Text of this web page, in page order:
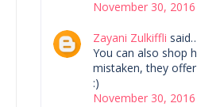
November 30,
Zayani Zulkiffli
You can also shop
mistaken, they
:)
November 30,